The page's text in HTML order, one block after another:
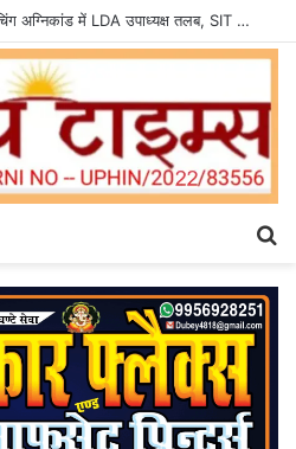
सुप्रीम कोर्ट सख्त: लखनऊ कोचिंग अग्निकांड में LDA उपाध्यक्ष तलब, SIT से मांगी सीलबंद रिपोर्ट